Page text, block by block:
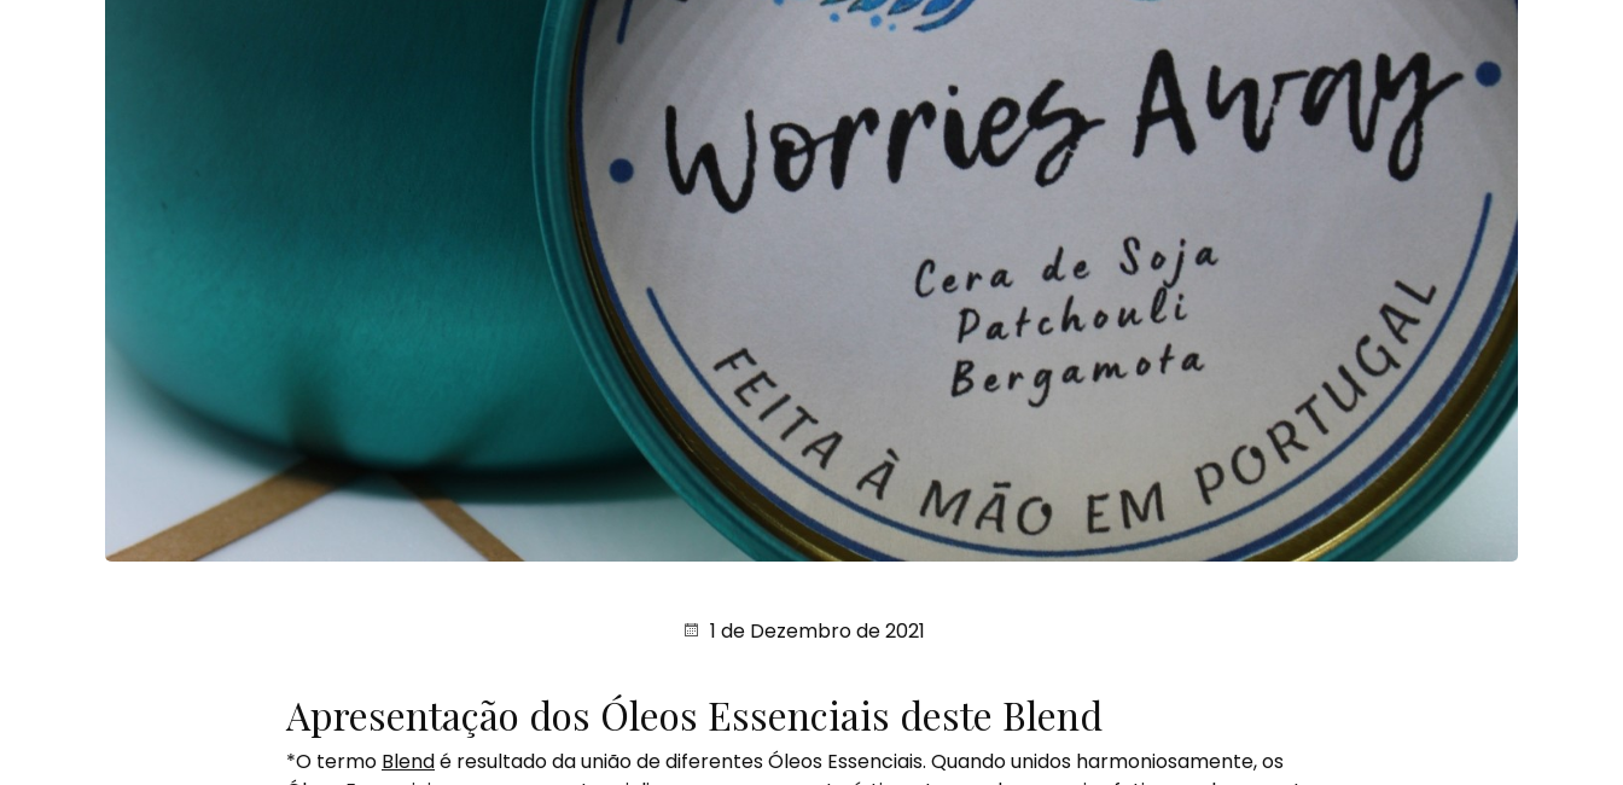
1 de Dezembro de 2021
Apresentação dos Óleos Essenciais deste Blend
*O termo Blendé resultado da união de diferentes Óleos Essenciais. Quando unidos harmoniosamente, os